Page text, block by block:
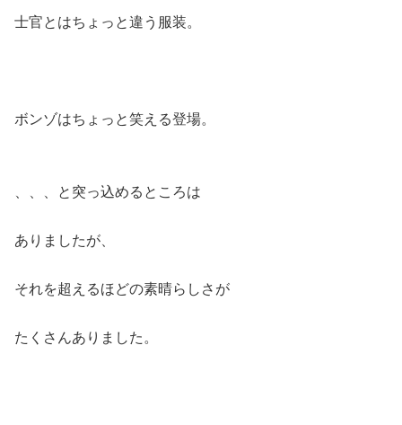
士官とはちょっと違う服装。
ボンゾはちょっと笑える登場。
、、、と突っ込めるところは
ありましたが、
それを超えるほどの素晴らしさが
たくさんありました。